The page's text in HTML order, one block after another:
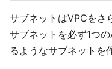
サブネットはVPCをさ
サブネットを必ず1つ
るようなサブネットを